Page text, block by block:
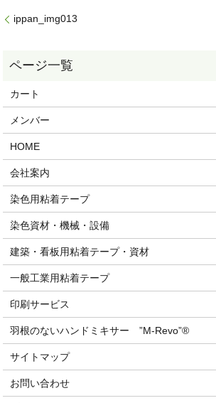
ippan_img013
カート
メンバー
HOME
会社案内
染色用粘着テープ
染色資材・機械・設備
建築・看板用粘着テープ・資材
一般工業用粘着テープ
印刷サービス
羽根のないハンドミキサー ”M-Revo”®
サイトマップ
お問い合わせ